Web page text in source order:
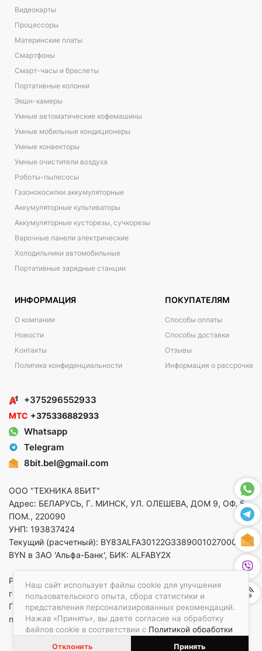
Наш сайт использует файлы cookie для улучшения
пользовательского опыта, сбора статистики и
представления персонализированных рекомендаций.
Нажав «Принять», вы даете согласие на обработку
файлов cookie в соответствии с Политикой обработки
Отклонить Принять
Видеокарты
Процессоры
Материнские платы
Смартфоны
Смарт-часы и браслеты
Портативные колонки
Экшн-камеры
Умные автоматические кофемашины
Умные мобильные кондиционеры
Умные конвекторы
Умные очистители воздуха
Роботы-пылесосы
Газонокосилки аккумуляторные
Аккумуляторные культиваторы
Аккумуляторные кусторезы, сучкорезы
Варочные панели электрические
Холодильники автомобильные
Портативные зарядные станции
ИНФОРМАЦИЯ
О компании
Новости
Контакты
Политика конфиденциальности
ПОКУПАТЕЛЯМ
Способы оплаты
Способы доставки
Отзывы
Информация о рассрочке
+375296552933
МТС +375336882933
Whatsapp
Telegram
8bit.bel@gmail.com
ООО "ТЕХНИКА 8БИТ"
Адрес: БЕЛАРУСЬ, Г. МИНСК, УЛ. ОЛЕШЕВА, ДОМ 9, ОФ. 5,
ПОМ., 220090
УНП: 193837424
Текущий (расчетный): BY83ALFA30122G33890010270000 в
BYN в ЗАО 'Альфа-Банк', БИК: ALFABY2X
Регистрация в торговом реестре от 14.08.2025 Минский
горисполком
По вопросам защиты прав потребителей
приемная:+375173783412